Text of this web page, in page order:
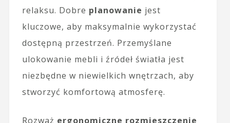
relaksu. Dobre planowanie jest
kluczowe, aby maksymalnie wykorzystać
dostępną przestrzeń. Przemyślane
ulokowanie mebli i źródeł światła jest
niezbędne w niewielkich wnętrzach, aby
stworzyć komfortową atmosferę.
Rozważ ergonomiczne rozmieszczenie